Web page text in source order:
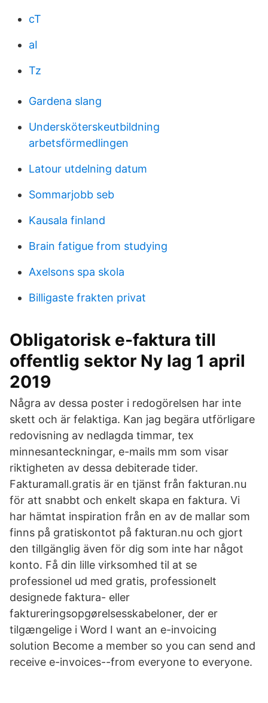
cT
aI
Tz
Gardena slang
Undersköterskeutbildning
arbetsförmedlingen
Latour utdelning datum
Sommarjobb seb
Kausala finland
Brain fatigue from studying
Axelsons spa skola
Billigaste frakten privat
Obligatorisk e-faktura till
offentlig sektor Ny lag 1 april
2019
Några av dessa poster i redogörelsen har inte
skett och är felaktiga. Kan jag begära utförligare
redovisning av nedlagda timmar, tex
minnesanteckningar, e-mails mm som visar
riktigheten av dessa debiterade tider.
Fakturamall.gratis är en tjänst från fakturan.nu
för att snabbt och enkelt skapa en faktura. Vi
har hämtat inspiration från en av de mallar som
finns på gratiskontot på fakturan.nu och gjort
den tillgänglig även för dig som inte har något
konto. Få din lille virksomhed til at se
professionel ud med gratis, professionelt
designede faktura- eller
faktureringsopgørelsesskabeloner, der er
tilgængelige i Word I want an e-invoicing
solution Become a member so you can send and
receive e-invoices--from everyone to everyone.